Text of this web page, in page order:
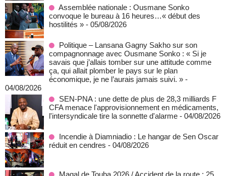
Assemblée nationale : Ousmane Sonko
convoque le bureau à 16 heures…« début des
hostilités » - 05/08/2026
Politique – Lansana Gagny Sakho sur son
compagnonnage avec Ousmane Sonko : « Si je
savais que j’allais tomber sur une attitude comme
ça, qui allait plomber le pays sur le plan
économique, je ne l’aurais jamais suivi. » -
04/08/2026
SEN-PNA : une dette de plus de 28,3 milliards F
CFA menace l'approvisionnement en médicaments,
l'intersyndicale tire la sonnette d'alarme - 04/08/2026
Incendie à Diamniadio : Le hangar de Sen Oscar
réduit en cendres - 04/08/2026
Magal de Touba 2026 / Accident de la route : 25